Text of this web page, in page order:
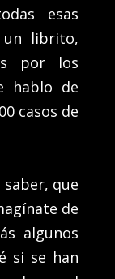
esas
un librito,
por los
hablo de
casos de
saber, que
de
algunos
si se han